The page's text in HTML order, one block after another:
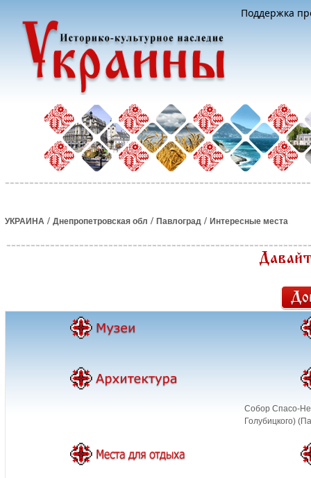
Поддержка
УКРАИНА / Днепропетровская обл / Павлоград / Интересные места
Cобор Спасо-
Голубицкого)